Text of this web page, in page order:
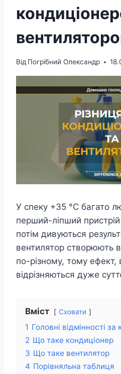
Від Погрібний Олександр
У спеку +35 °C багато
перший-ліпший
потім дивуються
вентилятор створюють
по-різному, тому ефект,
відрізняються дуже
Вміст Сховати
1 Головні відмінності за
2 Що таке кондиціонер
3 Що таке вентилятор
4 Порівняльна таблиця